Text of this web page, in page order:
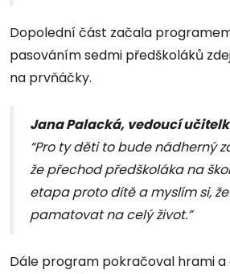
Dopolední část začala
pasováním sedmi předškoláků
na prvňáčky.
Jana Palacká, vedoucí
“Pro ty děti to bude nádherný
že přechod předškoláka na
etapa proto dítě a myslím si,
pamatovat na celý život.”
Dále program pokračoval hrami